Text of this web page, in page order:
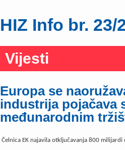
HIZ Info br. 23/
Vijesti
Europa se
industrija pojačava
međunarodnim
Čelnica EK najavila otključavanja 800